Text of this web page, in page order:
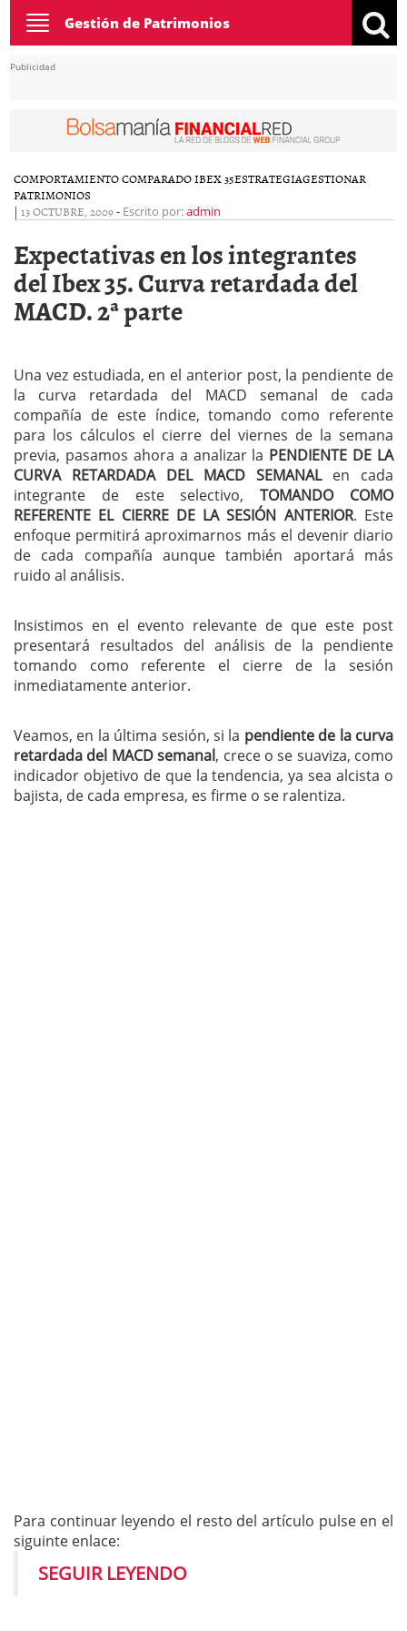
Toggle
navigation
Gestión de Patrimonios
Publicidad
COMPORTAMIENTO COMPARADO IBEX 35ESTRATEGIAGESTIONAR
PATRIMONIOS
| 13 OCTUBRE, 2009- Escrito por:admin
Expectativas en los integrantes
del Ibex 35. Curva retardada del
MACD. 2ª parte
Una vez estudiada, en el anterior post, la pendiente de
la curva retardada del MACD semanal de cada
compañía de este índice, tomando como referente
para los cálculos el cierre del viernes de la semana
previa, pasamos ahora a analizar la PENDIENTE DE LA
CURVA RETARDADA DEL MACD SEMANALen cada
integrante de este selectivo,TOMANDO COMO
REFERENTE EL CIERRE DE LA SESIÓN ANTERIOR. Este
enfoque permitirá aproximarnos más el devenir diario
de cada compañía aunque también aportará más
ruido al análisis.
Insistimos en el evento relevante de que este post
presentará resultados del análisis de la pendiente
tomando como referente el cierre de la sesión
inmediatamente anterior.
Veamos, en la última sesión, si la pendiente de la curva
retardada del MACD semanal, crece o se suaviza, como
indicador objetivo de que la tendencia, ya sea alcista o
bajista, de cada empresa, es firme o se ralentiza.
Para continuar leyendo el resto del artículo pulse en el
siguinte enlace:
SEGUIR LEYENDO